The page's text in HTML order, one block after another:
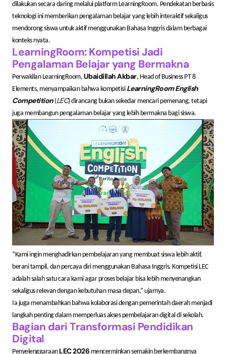
dilakukan secara daring melalui platform LearningRoom. Pendekatan berbasis
teknologi ini memberikan pengalaman belajar yang lebih interaktif sekaligus
mendorong siswa untuk aktif menggunakan Bahasa Inggris dalam berbagai
konteks nyata.
LearningRoom: Kompetisi Jadi
Pengalaman Belajar yang Bermakna
Perwakilan LearningRoom, Ubaidillah Akbar, Head of Business PT 8
Elements, menyampaikan bahwa kompetisi LearningRoom English
Competition(LEC) dirancang bukan sekedar mencari pemenang, tetapi
juga membangun pengalaman belajar yang lebih bermakna bagi siswa.
“Kami ingin menghadirkan pembelajaran yang membuat siswa lebih aktif,
berani tampil, dan percaya diri menggunakan Bahasa Inggris. Kompetisi LEC
adalah salah satu cara kami agar proses belajar bisa lebih menyenangkan
sekaligus relevan dengan kebutuhan masa depan,” ujarnya.
Ia juga menambahkan bahwa kolaborasi dengan pemerintah daerah menjadi
langkah penting dalam memperluas akses pembelajaran digital di sekolah.
Bagian dari Transformasi Pendidikan
Digital
Penyelenggaraan LEC 2026 mencerminkan semakin berkembangnya